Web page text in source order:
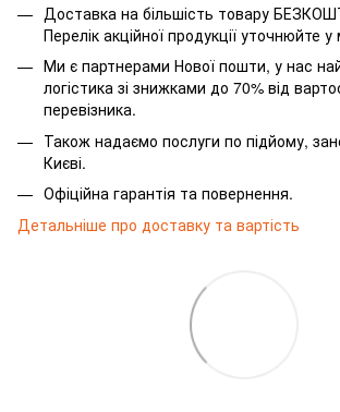
Доставка на більшість товару
Перелік акційної продукції уточнюйте
Ми є партнерами Нової пошти, у нас
логістика зі знижками до 70% від
перевізника.
Також надаємо послуги по підйому,
Києві.
Офіційна гарантія та повернення.
Детальніше про доставку та вартість